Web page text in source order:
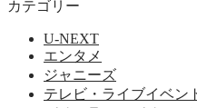
カテゴリー
U-NEXT
エンタメ
ジャニーズ
テレビ・ライブイベン